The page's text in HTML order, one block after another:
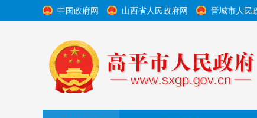
中国政府网 山西省人民政府网 晋城市人民